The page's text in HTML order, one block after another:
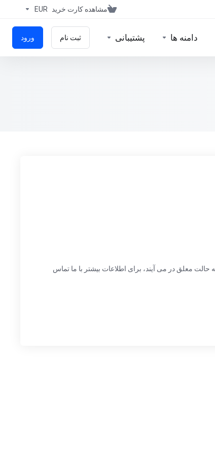
مشاهده کارت خرید EUR
دامنه ها پشتیبانی ثبت نام ورود
معلق در می آیند، برای اطلاعات بیشتر با ما تماس